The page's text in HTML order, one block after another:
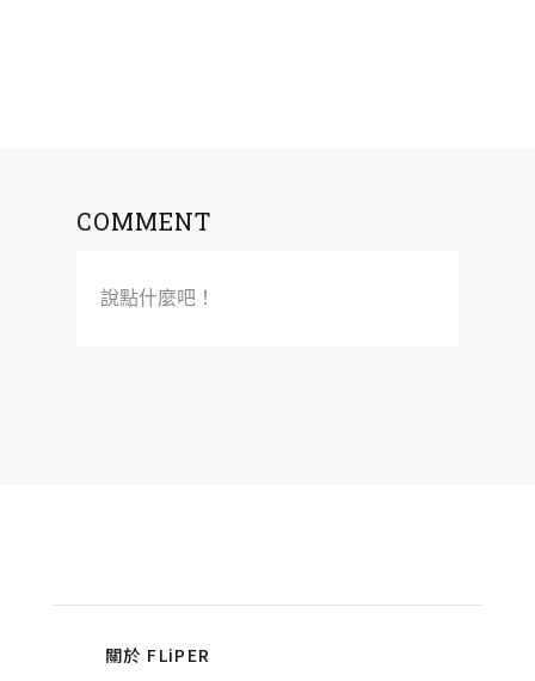
COMMENT
說點什麼吧！
關於 FLiPER